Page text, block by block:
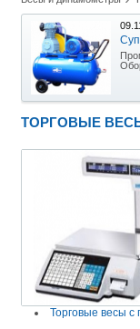
Ручные
Насос
масел из
правилам
ТОРГОВЫЕ ВЕСЫ
Торговые весы с